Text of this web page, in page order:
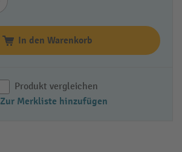
In den Warenkorb
Produkt vergleichen
Zur Merkliste hinzufügen